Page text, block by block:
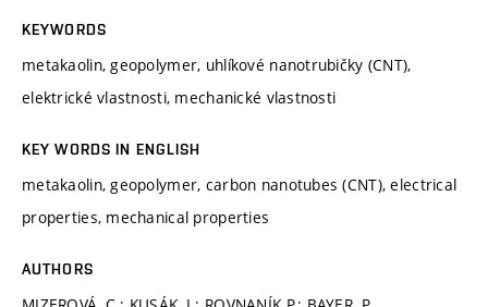
KEYWORDS
metakaolin, geopolymer, uhlíkové nanotrubičky (CNT),
elektrické vlastnosti, mechanické vlastnosti
KEY WORDS IN ENGLISH
metakaolin, geopolymer, carbon nanotubes (CNT), electrical
properties, mechanical properties
AUTHORS